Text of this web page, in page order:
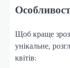
Щоб краще
унікальне,
квітів: